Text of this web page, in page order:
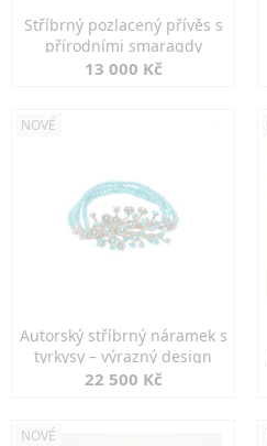
Stříbrný pozlacený přívěs s
přírodními smaragdy
13 000 Kč
NOVÉ
Autorský stříbrný náramek s
tyrkysy – výrazný design
22 500 Kč
NOVÉ